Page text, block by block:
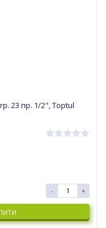
23 пр. 1/2", Toptul
- +